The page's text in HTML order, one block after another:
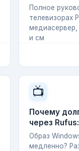
Полное
телевизорах
и см
📺
Почему
через
Образ
медленно?